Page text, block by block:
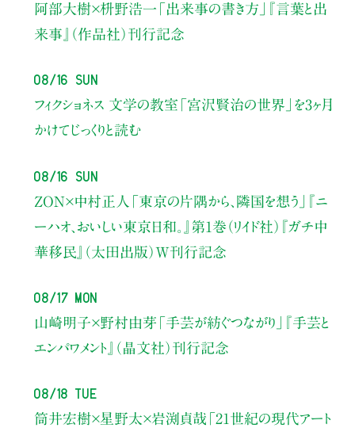
阿部大樹×枡野浩一 「出来事の書き方」
『言葉と出
来事』（作品社）刊行記念
08/16 Sun
フィクショネス 文学の教室 「宮沢賢治の世界」を3ヶ月
かけてじっくりと読む
08/16 Sun
ZON×中村正人 「東京の片隅から、隣国を想う」
『ニ
ーハオ、おいしい東京日和。』第1巻（リイド社） 『ガチ中
華移民』（太田出版）W刊行記念
08/17 Mon
山崎明子×野村由芽 「手芸が紡ぐつながり」
『手芸と
エンパワメント』（晶文社）刊行記念
08/18 Tue
筒井宏樹×星野太×岩渕貞哉 「21世紀の現代アート